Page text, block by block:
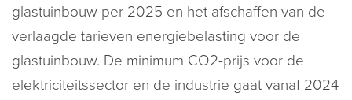
glastuinbouw per 2025 en het afschaffen van de
verlaagde tarieven energiebelasting voor de
glastuinbouw. De minimum CO2-prijs voor de
elektriciteitssector en de industrie gaat vanaf 2024